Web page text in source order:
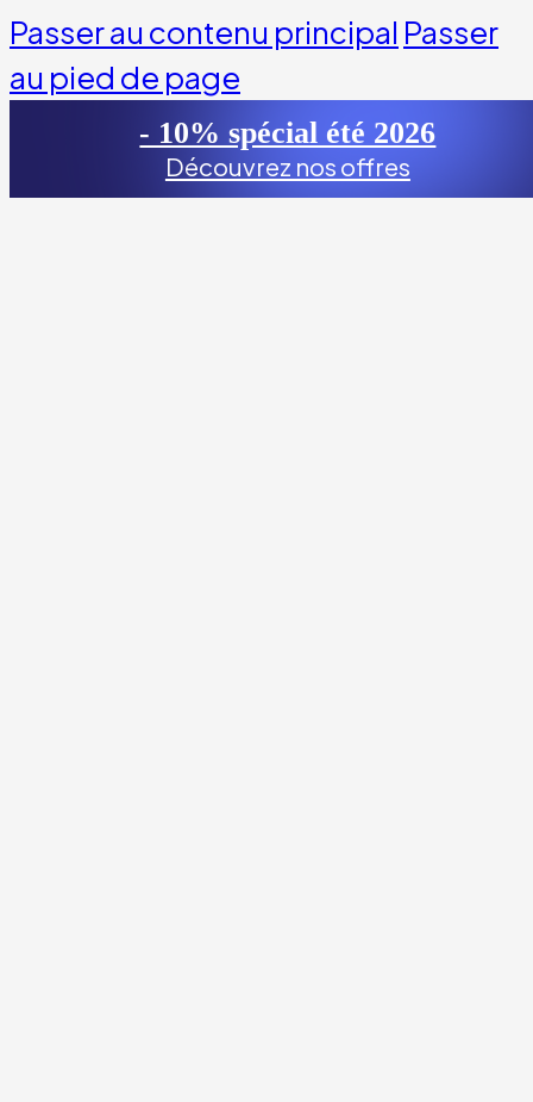
Passer au contenu principal Passer
au pied de page
- 10% spécial été 2026
Découvrez nos offres